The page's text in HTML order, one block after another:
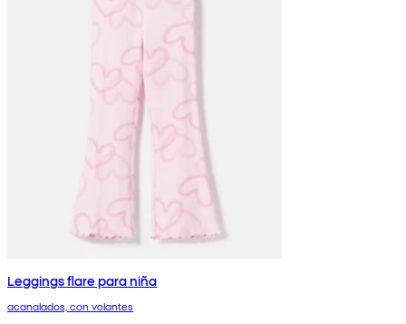
Leggings flare para niña
acanalados, con volantes